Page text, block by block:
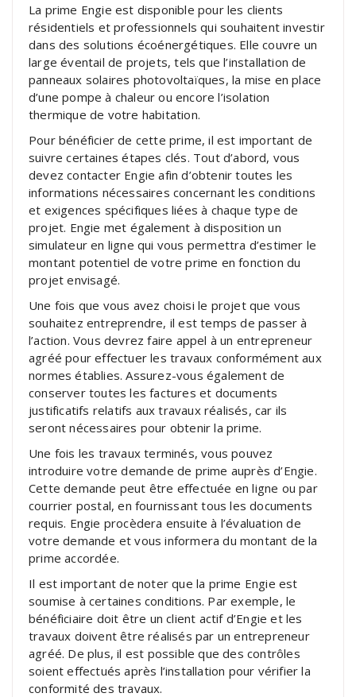
La prime Engie est disponible pour les clients
résidentiels et professionnels qui souhaitent investir
dans des solutions écoénergétiques. Elle couvre un
large éventail de projets, tels que l’installation de
panneaux solaires photovoltaïques, la mise en place
d’une pompe à chaleur ou encore l’isolation
thermique de votre habitation.
Pour bénéficier de cette prime, il est important de
suivre certaines étapes clés. Tout d’abord, vous
devez contacter Engie afin d’obtenir toutes les
informations nécessaires concernant les conditions
et exigences spécifiques liées à chaque type de
projet. Engie met également à disposition un
simulateur en ligne qui vous permettra d’estimer le
montant potentiel de votre prime en fonction du
projet envisagé.
Une fois que vous avez choisi le projet que vous
souhaitez entreprendre, il est temps de passer à
l’action. Vous devrez faire appel à un entrepreneur
agréé pour effectuer les travaux conformément aux
normes établies. Assurez-vous également de
conserver toutes les factures et documents
justificatifs relatifs aux travaux réalisés, car ils
seront nécessaires pour obtenir la prime.
Une fois les travaux terminés, vous pouvez
introduire votre demande de prime auprès d’Engie.
Cette demande peut être effectuée en ligne ou par
courrier postal, en fournissant tous les documents
requis. Engie procèdera ensuite à l’évaluation de
votre demande et vous informera du montant de la
prime accordée.
Il est important de noter que la prime Engie est
soumise à certaines conditions. Par exemple, le
bénéficiaire doit être un client actif d’Engie et les
travaux doivent être réalisés par un entrepreneur
agréé. De plus, il est possible que des contrôles
soient effectués après l’installation pour vérifier la
conformité des travaux.